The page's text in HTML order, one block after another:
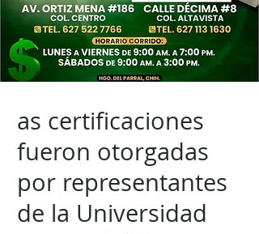
as certificaciones
fueron otorgadas
por representantes
de la Universidad